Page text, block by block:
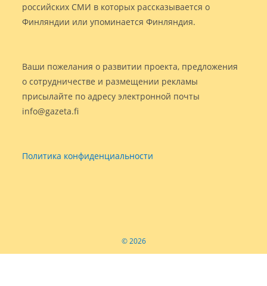
российских СМИ в которых рассказывается о
Финляндии или упоминается Финляндия.
Ваши пожелания о развитии проекта, предложения
о сотрудничестве и размещении рекламы
присылайте по адресу электронной почты
info@gazeta.fi
Политика конфиденциальности
© 2026